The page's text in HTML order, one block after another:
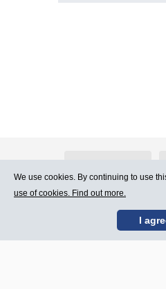
Contact Us
We use cookies. By continuing to use
use of cookies. Find out more.
I